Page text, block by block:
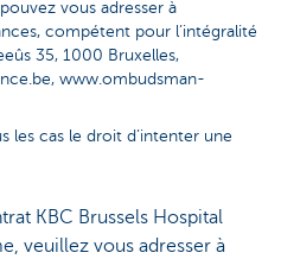
vous adresser à
compétent pour l’intégralité
35, 1000 Bruxelles,
www.ombudsman-
les cas le droit d’intenter une
KBC Brussels Hospital
veuillez vous adresser à